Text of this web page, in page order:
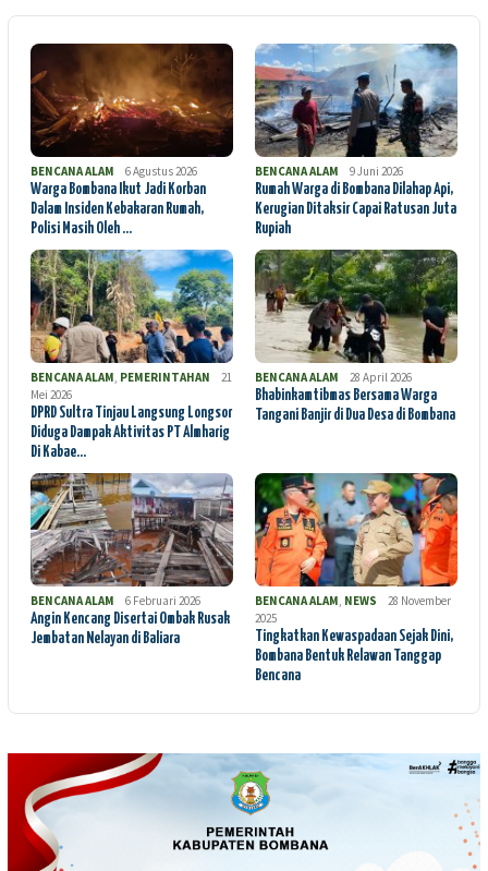
BENCANA ALAM
6 Agustus 2026
Warga Bombana Ikut Jadi Korban
Dalam Insiden Kebakaran Rumah,
Polisi Masih Oleh …
BENCANA ALAM
9 Juni 2026
Rumah Warga di Bombana Dilahap Api,
Kerugian Ditaksir Capai Ratusan Juta
Rupiah
BENCANA ALAM, PEMERINTAHAN
21
Mei 2026
DPRD Sultra Tinjau Langsung Longsor
Diduga Dampak Aktivitas PT Almharig
Di Kabae…
BENCANA ALAM
28 April 2026
Bhabinkamtibmas Bersama Warga
Tangani Banjir di Dua Desa di Bombana
BENCANA ALAM
6 Februari 2026
Angin Kencang Disertai Ombak Rusak
Jembatan Nelayan di Baliara
BENCANA ALAM, NEWS
28 November
2025
Tingkatkan Kewaspadaan Sejak Dini,
Bombana Bentuk Relawan Tanggap
Bencana